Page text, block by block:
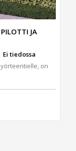
JA
tiedossa
on